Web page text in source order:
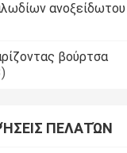
ανοξείδωτου
βούρτσα
ΠΕΛΑΤΏΝ